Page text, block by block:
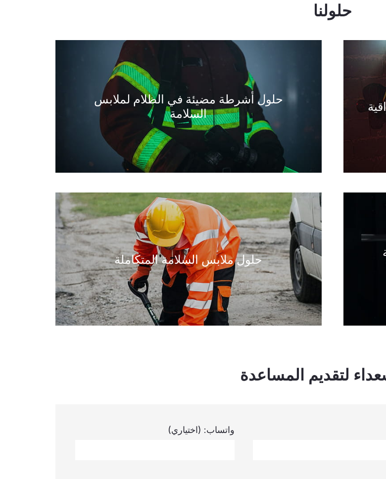
حلولنا
حلول أشرطة مضيئة في الظلام لملابس
السلامة
حلول ملابس السلامة المتكاملة
لتقديم المساعدة
واتساب: (اختياري)